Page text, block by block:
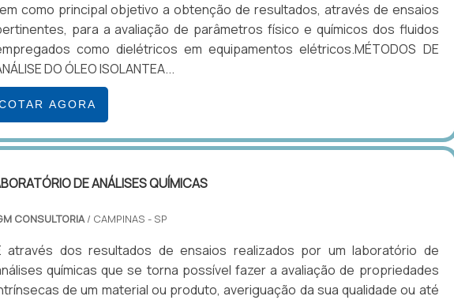
como principal objetivo a obtenção de resultados, através de ensaios
para a avaliação de parâmetros físico e químicos dos fluidos
como dielétricos em equipamentos elétricos.MÉTODOS DE
DO ÓLEO ISOLANTEA...
AGORA
DE ANÁLISES QUÍMICAS
CONSULTORIA/ CAMPINAS - SP
através dos resultados de ensaios realizados por um laboratório de
químicas que se torna possível fazer a avaliação de propriedades
de um material ou produto, averiguação da sua qualidade ou até